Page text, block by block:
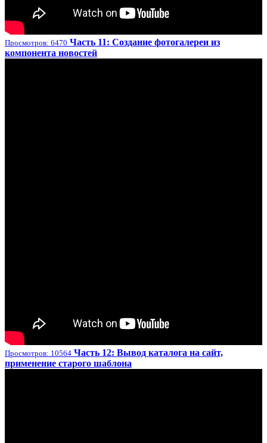
Просмотров: 6470 Часть 11: Создание фотогалереи из
компонента новостей
Просмотров: 10564 Часть 12: Вывод каталога на сайт,
применение старого шаблона